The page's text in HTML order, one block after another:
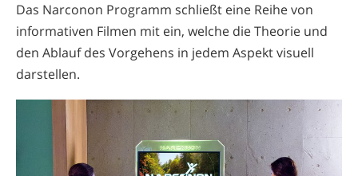
Das Narconon Programm schließt eine Reihe von
informativen Filmen mit ein, welche die Theorie und
den Ablauf des Vorgehens in jedem Aspekt visuell
darstellen.